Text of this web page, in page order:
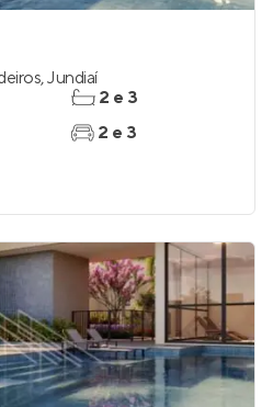
,Jundiaí
2 e 3
2 e 3